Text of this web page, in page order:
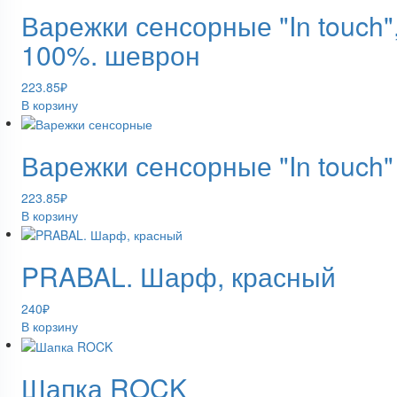
Варежки сенсорные "In
100%. шеврон
223.85₽
В корзину
Варежки сенсорные "In touch"
223.85₽
В корзину
PRABAL. Шарф, красный
240₽
В корзину
Шапка ROCK